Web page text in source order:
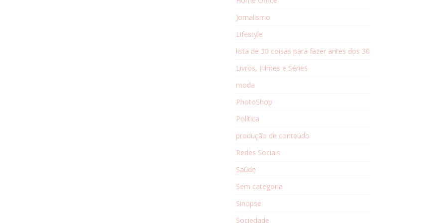
Jornalismo
Lifestyle
lista de 30 coisas para fazer antes dos 30
Livros, Filmes e Séries
moda
PhotoShop
Política
produção de conteúdo
Redes Sociais
Saúde
Sem categoria
Sinopse
Sociedade